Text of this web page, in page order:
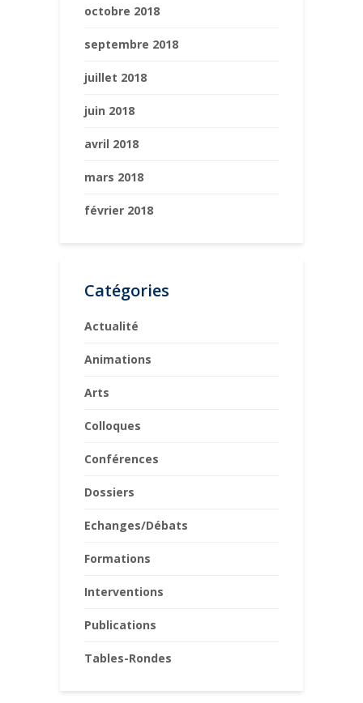
octobre 2018
septembre 2018
juillet 2018
juin 2018
avril 2018
mars 2018
février 2018
Catégories
Actualité
Animations
Arts
Colloques
Conférences
Dossiers
Echanges/Débats
Formations
Interventions
Publications
Tables-Rondes